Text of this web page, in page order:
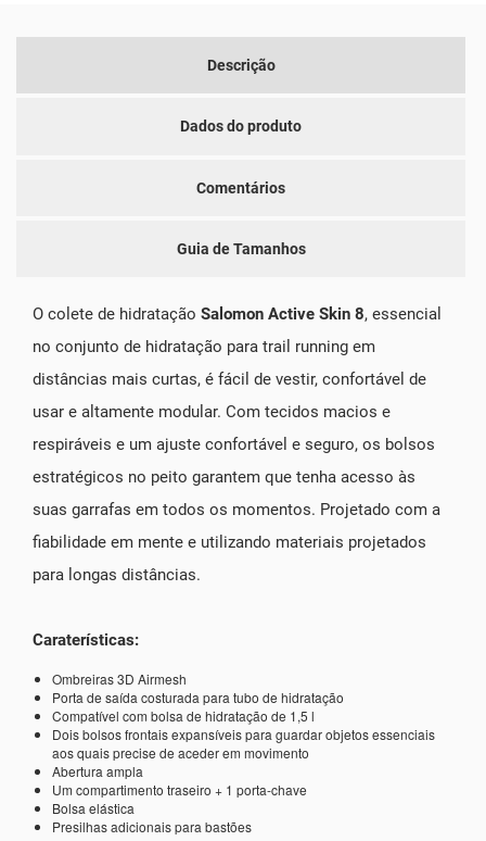
Descrição
Dados do produto
Comentários
Guia de Tamanhos
O colete de hidratação Salomon Active Skin 8, essencial
no conjunto de hidratação para trail running em
distâncias mais curtas, é fácil de vestir, confortável de
usar e altamente modular. Com tecidos macios e
respiráveis e um ajuste confortável e seguro, os bolsos
estratégicos no peito garantem que tenha acesso às
suas garrafas em todos os momentos. Projetado com a
fiabilidade em mente e utilizando materiais projetados
para longas distâncias.
Caraterísticas:
Ombreiras 3D Airmesh
Porta de saída costurada para tubo de hidratação
Compatível com bolsa de hidratação de 1,5 l
Dois bolsos frontais expansíveis para guardar objetos essenciais
aos quais precise de aceder em movimento
Abertura ampla
Um compartimento traseiro + 1 porta-chave
Bolsa elástica
Presilhas adicionais para bastões